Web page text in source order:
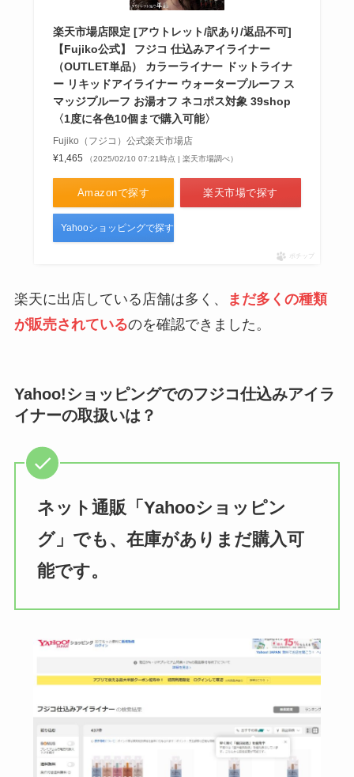
楽天市場店限定 [アウトレット/訳あり/返品不可]
【Fujiko公式】 フジコ 仕込みアイライナー
（OUTLET単品） カラーライナー ドットライナ
ー リキッドアイライナー ウォータープルーフ ス
マッジプルーフ お湯オフ ネコポス対象 39shop
〈1度に各色10個まで購入可能〉
Fujiko（フジコ）公式楽天市場店
¥1,465
（2025/02/10 07:21時点 | 楽天市場調べ）
Amazonで探す 楽天市場で探す
Yahooショッピングで探す
ポチップ
楽天に出店している店舗は多く、
まだ多くの種類
が販売されているのを確認できました。
Yahoo!ショッピングでのフジコ仕込みアイラ
イナーの取扱いは？
ネット通販「Yahooショッピン
グ」でも、在庫がありまだ購入可
能です。